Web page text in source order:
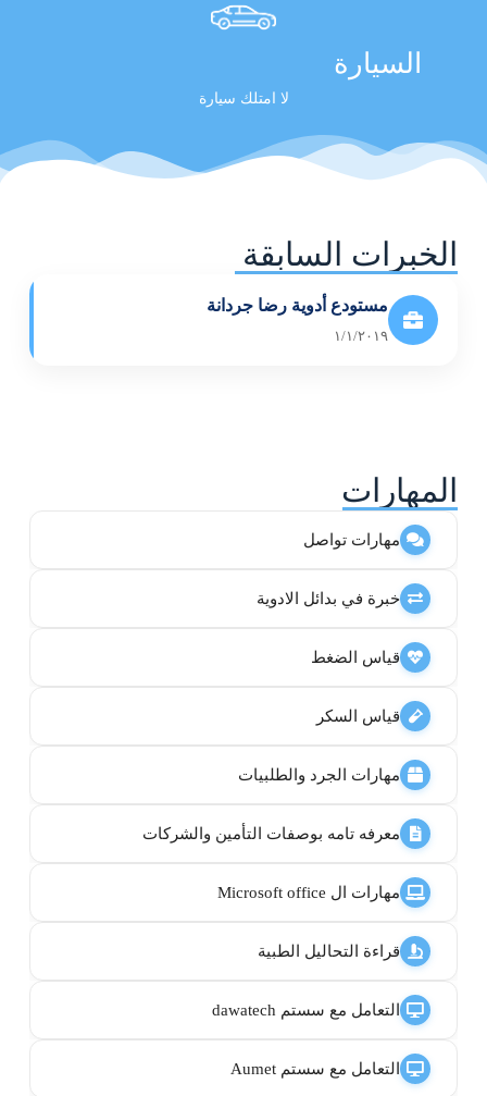
السيارة
لا امتلك سيارة
الخبرات السابقة
مستودع أدوية رضا جردانة
١/١/٢٠١٩
المهارات
مهارات تواصل
خبرة في بدائل الادوية
قياس الضغط
قياس السكر
مهارات الجرد والطلبيات
معرفه تامه بوصفات التأمين والشركات
مهارات ال Microsoft office
قراءة التحاليل الطبية
التعامل مع سستم dawatech
التعامل مع سستم Aumet